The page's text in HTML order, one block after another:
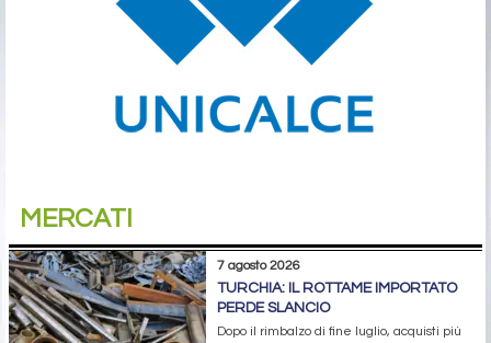
MERCATI
7 agosto 2026
TURCHIA: IL ROTTAME IMPORTATO
PERDE SLANCIO
Dopo il rimbalzo di fine luglio, acquisti più